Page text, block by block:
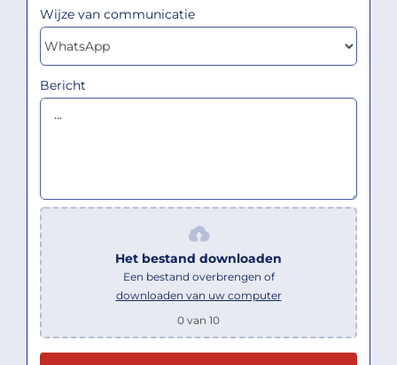
Wijze van communicatie
Bericht
Het bestand downloaden
Een bestand overbrengen of
downloaden van uw computer
0 van 10